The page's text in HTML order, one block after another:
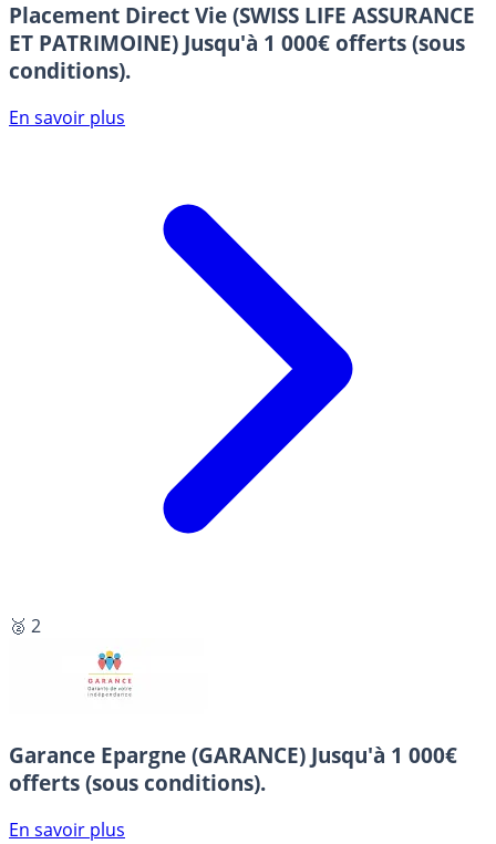
Placement Direct Vie (SWISS LIFE ASSURANCE
ET PATRIMOINE) Jusqu'à 1 000€ offerts (sous
conditions).
En savoir plus
🥈 2
Garance Epargne (GARANCE) Jusqu'à 1 000€
offerts (sous conditions).
En savoir plus